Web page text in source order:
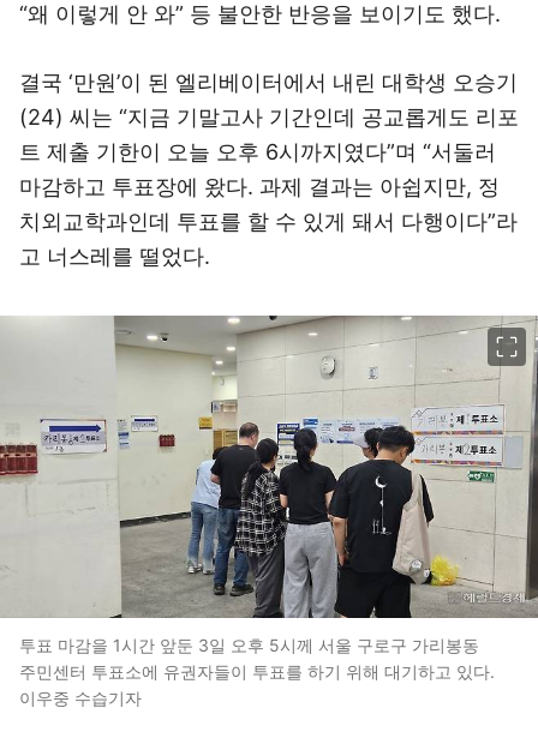
“왜 이렇게 안 와” 등 불안한 반응을 보이기도 했다.
결국 ‘만원’이 된 엘리베이터에서 내린 대학생 오승기
(24) 씨는 “지금 기말고사 기간인데 공교롭게도 리포
트 제출 기한이 오늘 오후 6시까지였다”며 “서둘러
마감하고 투표장에 왔다. 과제 결과는 아쉽지만, 정
치외교학과인데 투표를 할 수 있게 돼서 다행이다”라
고 너스레를 떨었다.
투표 마감을 1시간 앞둔 3일 오후 5시께 서울 구로구 가리봉동
주민센터 투표소에 유권자들이 투표를 하기 위해 대기하고 있다.
이우중 수습기자